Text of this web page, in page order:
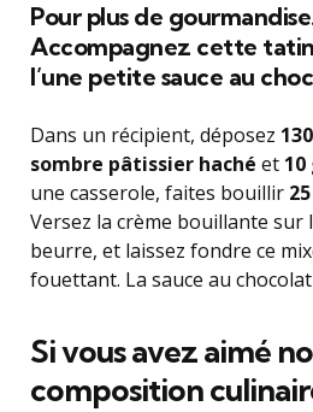
Pour plus de
Accompagnez cette
l’une petite sauce au
Dans un récipient, déposez
sombre pâtissier haché et
une casserole, faites bouillir
Versez la crème bouillante sur
beurre, et laissez fondre ce
fouettant. La sauce au
Si vous avez aimé
composition